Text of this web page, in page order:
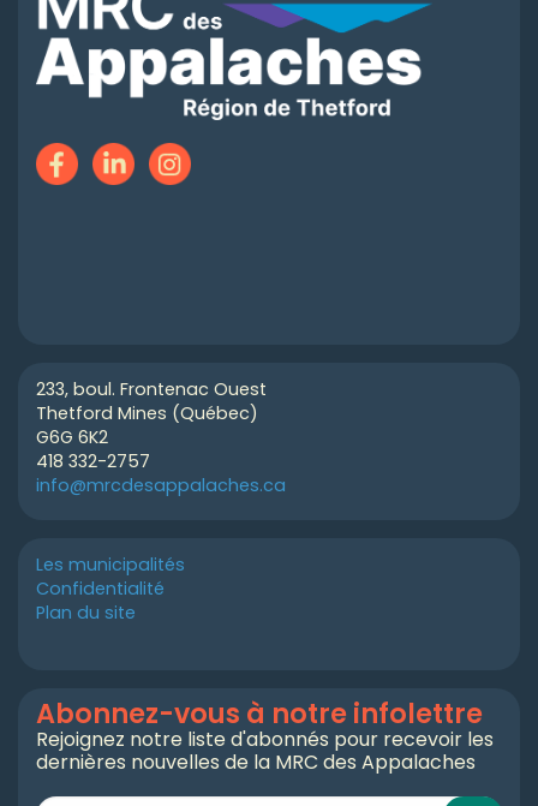
233, boul. Frontenac Ouest
Thetford Mines (Québec)
G6G 6K2
418 332-2757
info@mrcdesappalaches.ca
Les municipalités
Confidentialité
Plan du site
Abonnez-vous à notre infolettre
Rejoignez notre liste d'abonnés pour recevoir les
dernières nouvelles de la MRC des Appalaches